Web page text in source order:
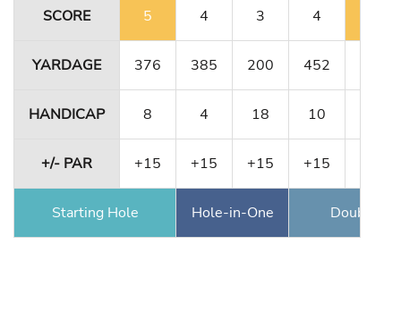
SCORE 5 4 3 4
YARDAGE 376 385 200 452
HANDICAP 8 4 18 10
+/- PAR +15 +15 +15 +15
Starting Hole Hole-in-One Double